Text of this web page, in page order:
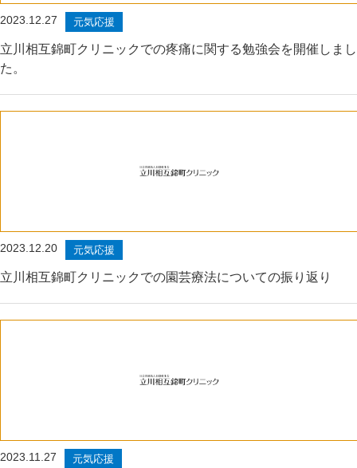
2023.12.27 元気応援
立川相互錦町クリニックでの疼痛に関する勉強会を開催しまし
た。
2023.12.20 元気応援
立川相互錦町クリニックでの園芸療法についての振り返り
2023.11.27 元気応援